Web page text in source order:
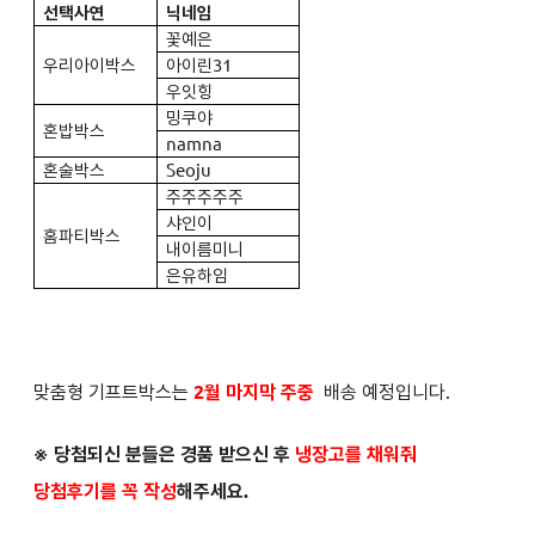
선택사연 닉네임
우리아이박스
꽃예은
아이린31
우잇힝
혼밥박스
밍쿠야
namna
혼술박스
Seoju
홈파티박스
주주주주주
샤인이
내이름미니
은유하임
맞춤형 기프트박스는 2월 마지막 주중 배송 예정입니다.
※ 당첨되신 분들은 경품 받으신 후 냉장고를 채워줘
당첨후기를 꼭 작성해주세요.